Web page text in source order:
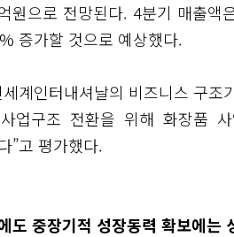
원으로 전망된다. 4분기 매출
증가할 것으로 예상했다.
계인터내셔날의 비즈니스 구
업구조 전환을 위해 화장품
”고 평가했다.
중장기적 성장동력 확보에는